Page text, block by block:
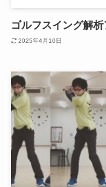
ゴルフスイング解
2025年4月10日